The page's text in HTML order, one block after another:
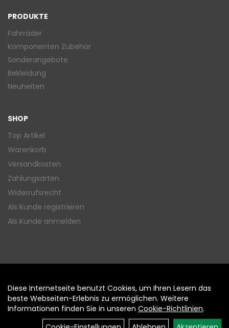
PRODUKTE
Fahrräder
Komponenten Zubehör
Sonderangebote
Bekleidung
Neuheiten
SHOP
Top Artikel
Warenkorb
Versandkosten
Zahlungsarten
Widerrufsrecht
Als Kunde registrieren
Als Kunde anmelden
Diese Internetseite benutzt Cookies, um Ihren Lesern das
beste Webseiten-Erlebnis zu ermöglichen. Weitere
Informationen finden Sie in unseren Cookie-Richtlinien.
Auftrag widerrufen